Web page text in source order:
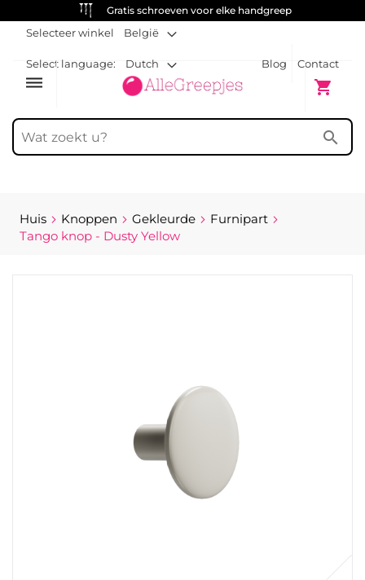
Gratis schroeven voor elke handgreep
Blog Contact
Selecteer winkel België
Select language: Dutch
dehaze shopping_cart
search
Huis Knoppen Gekleurde
Furnipart
Tango knop - Dusty Yellow